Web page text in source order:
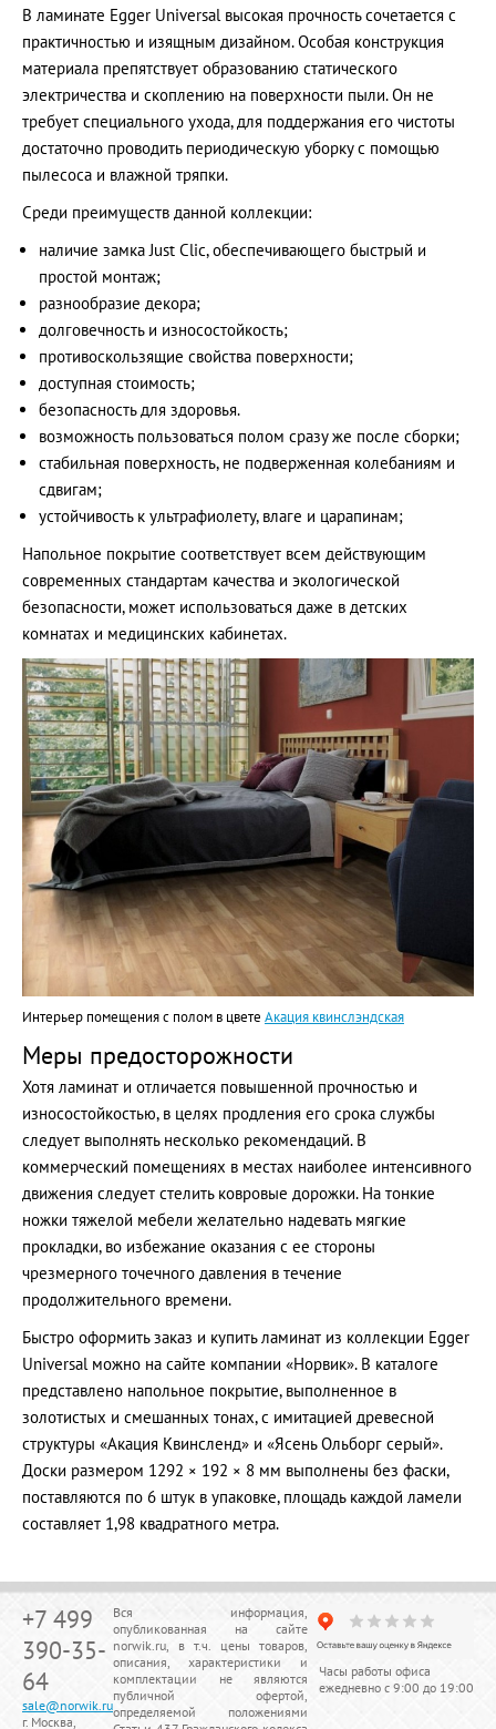
В ламинате Egger Universal высокая прочность сочетается с
практичностью и изящным дизайном. Особая конструкция
материала препятствует образованию статического
электричества и скоплению на поверхности пыли. Он не
требует специального ухода, для поддержания его чистоты
достаточно проводить периодическую уборку с помощью
пылесоса и влажной тряпки.
Среди преимуществ данной коллекции:
наличие замка Just Clic, обеспечивающего быстрый и
простой монтаж;
разнообразие декора;
долговечность и износостойкость;
противоскользящие свойства поверхности;
доступная стоимость;
безопасность для здоровья.
возможность пользоваться полом сразу же после сборки;
стабильная поверхность, не подверженная колебаниям и
сдвигам;
устойчивость к ультрафиолету, влаге и царапинам;
Напольное покрытие соответствует всем действующим
современных стандартам качества и экологической
безопасности, может использоваться даже в детских
комнатах и медицинских кабинетах.
Интерьер помещения с полом в цвете Акация квинслэндская
Меры предосторожности
Хотя ламинат и отличается повышенной прочностью и
износостойкостью, в целях продления его срока службы
следует выполнять несколько рекомендаций. В
коммерческий помещениях в местах наиболее интенсивного
движения следует стелить ковровые дорожки. На тонкие
ножки тяжелой мебели желательно надевать мягкие
прокладки, во избежание оказания с ее стороны
чрезмерного точечного давления в течение
продолжительного времени.
Быстро оформить заказ и купить ламинат из коллекции Egger
Universal можно на сайте компании «Норвик». В каталоге
представлено напольное покрытие, выполненное в
золотистых и смешанных тонах, с имитацией древесной
структуры «Акация Квинсленд» и «Ясень Ольборг серый».
Доски размером 1292 × 192 × 8 мм выполнены без фаски,
поставляются по 6 штук в упаковке, площадь каждой ламели
составляет 1,98 квадратного метра.
+7 499
390-35-
64
sale@norwik.ru
г. Москва,
Вся информация,
опубликованная на сайте
norwik.ru, в т.ч. цены товаров,
описания, характеристики и
комплектации не являются
публичной офертой,
определяемой положениями
Часы работы офиса
ежедневно с 9:00 до 19:00